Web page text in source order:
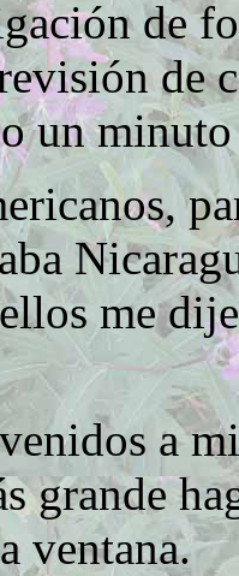
de
de
un
me
a
grande
ventana.